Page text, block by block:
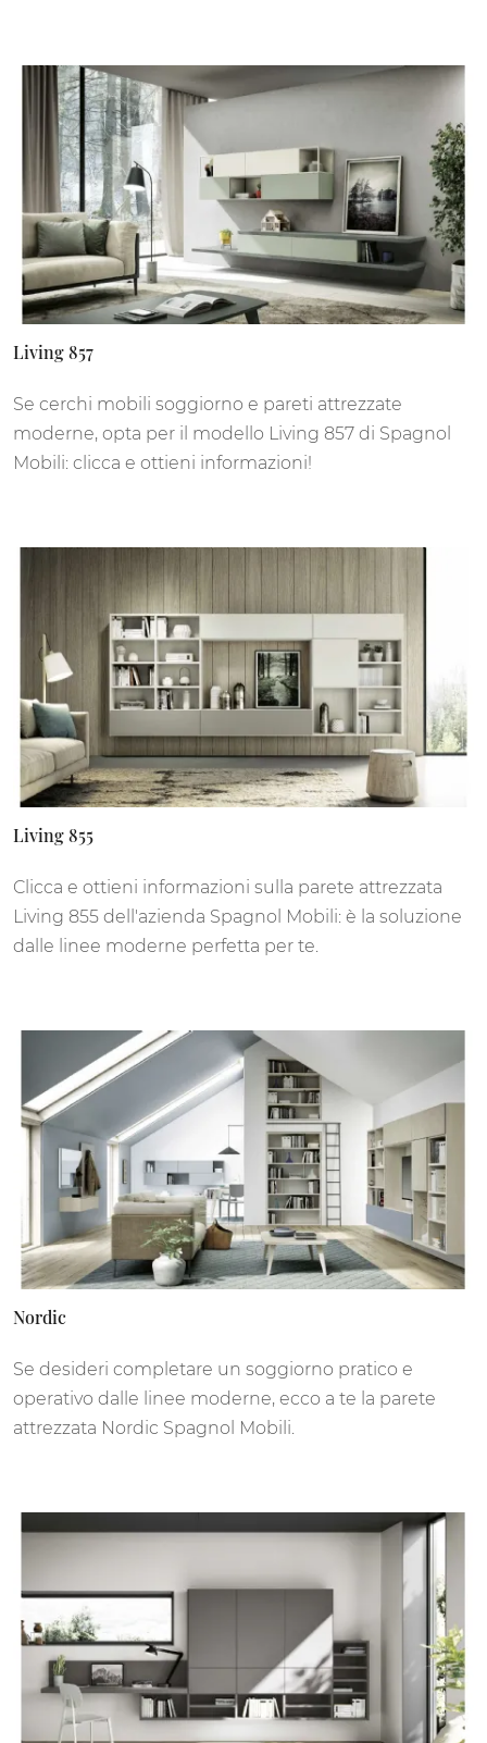
Living 857
Se cerchi mobili soggiorno e pareti attrezzate
moderne, opta per il modello Living 857 di Spagnol
Mobili: clicca e ottieni informazioni!
Living 855
Clicca e ottieni informazioni sulla parete attrezzata
Living 855 dell'azienda Spagnol Mobili: è la soluzione
dalle linee moderne perfetta per te.
Nordic
Se desideri completare un soggiorno pratico e
operativo dalle linee moderne, ecco a te la parete
attrezzata Nordic Spagnol Mobili.